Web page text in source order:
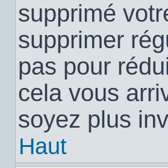
supprimé
supprimer
pas pour
cela vous
soyez plus
Haut